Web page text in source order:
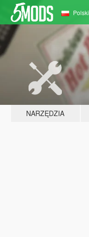
Polski
NARZĘDZIA